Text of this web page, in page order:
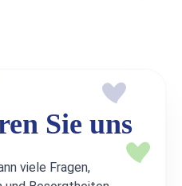
Sie uns
viele Fragen,